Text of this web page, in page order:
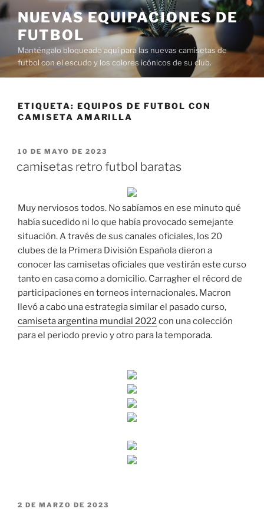
Saltar
al
contenido
NUEVAS EQUIPACIONES DE
FUTBOL
Manténgalo bloqueado aquí para las nuevas camisetas de
futbol con el escudo y los colores icónicos de su club.
ETIQUETA: EQUIPOS DE FUTBOL CON
CAMISETA AMARILLA
PUBLICADO
10 DE MAYO DE 2023
camisetas retro futbol baratas
Muy nerviosos todos. No sabíamos en ese minuto qué
había sucedido ni lo que había provocado semejante
situación. A través de sus canales oficiales, los 20
clubes de la Primera División Española dieron a
conocer las camisetas oficiales que vestirán este curso
tanto en casa como a domicilio. Carragher el récord de
participaciones en torneos internacionales. Macron
llevó a cabo una estrategia similar el pasado curso,
camiseta argentina mundial 2022con una colección
para el periodo previo y otro para la temporada.
PUBLICADO
2 DE MARZO DE 2023